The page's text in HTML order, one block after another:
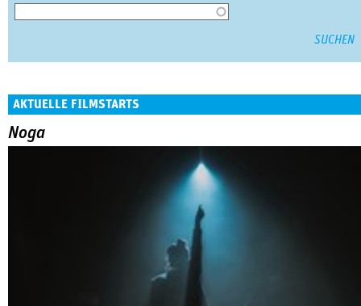
AKTUELLE FILMSTARTS
Noga